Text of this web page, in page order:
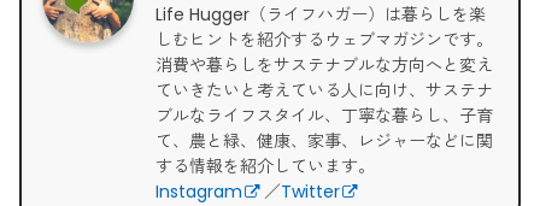
Life Hugger（ライフハガー）は暮らしを楽
しむヒントを紹介するウェブマガジンです。
消費や暮らしをサステナブルな方向へと変え
ていきたいと考えている人に向け、サステナ
ブルなライフスタイル、丁寧な暮らし、子育
て、農と緑、健康、家事、レジャーなどに関
する情報を紹介しています。
Instagram
／Twitter